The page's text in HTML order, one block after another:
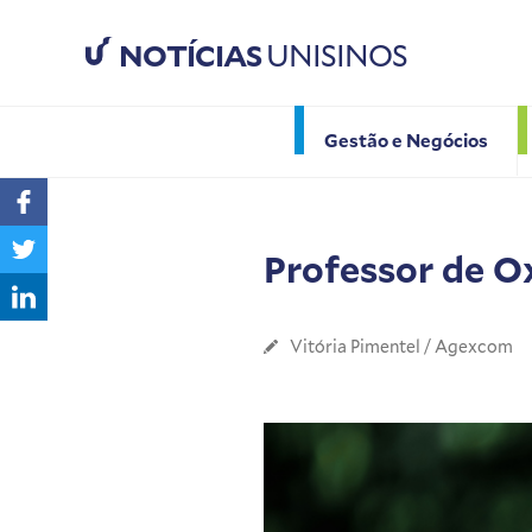
NOTÍCIASUNISINOS
Gestão e Negócios
Professor de
Vitória Pimentel / Agexcom